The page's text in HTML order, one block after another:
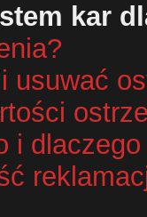
kar
usuwać
i dlaczego